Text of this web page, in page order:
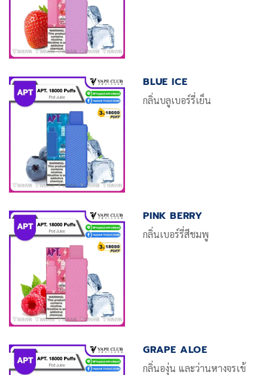
BLUE ICE
กลิ่นบลูเบอร์รี่เย็น
PINK BERRY
กลิ่นเบอร์รี่สีชมพู
GRAPE ALOE
กลิ่นองุ่น และว่านหางจรเข้